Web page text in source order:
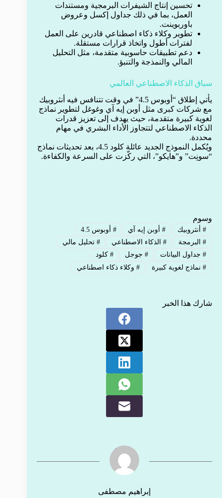
تحسين إنتاج الشيفرات البرمجية ومستندات
العمل، بما في ذلك جداول إكسل وعروض
باوربوينت.
تطوير وكلاء ذكاء اصطناعي قادرين على العمل
لفترات أطول واتخاذ قرارات مستقلة.
دعم تطبيقات حاسوبية متقدمة، مثل التحليل
المالي والنمذجة والتنبؤ.
سباق الذكاء الاصطناعي العالمي
يأتي إطلاق “أوبوس 4.5” في وقت تتنافس فيه أنثروبيك
مع شركات كبرى مثل أوبن إيه آي وغوغل لتطوير نماذج
لغوية كبيرة متقدمة، حيث يهدف إلى تعزيز قدرات
الذكاء الاصطناعي لتتجاوز الأداء البشري في مهام
محددة.
ويُكمل النموذج الجديد عائلة كلود 4.5، بعد تحديثات نماذج
“سونِت” و”هايكو”، التي ركّزت على السرعة والكفاءة.
وسوم
#أنثروبيك #أوبن إيه آي # أوبوس 4.5
#البرمجة #الذكاء الاصطناعي # تحليل مالي
#جداول البيانات #جوجل # كلود
#نماذج لغوية كبيرة #وكلاء ذكاء اصطناعي
شارك هذا الخبر
إبراهيم مصطفى